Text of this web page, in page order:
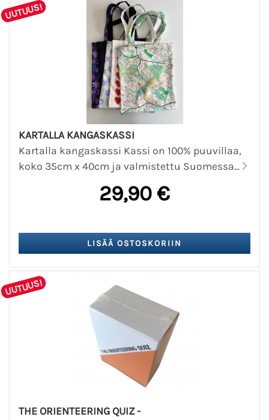
UUTUUS!
KARTALLA KANGASKASSI
Kartalla kangaskassi Kassi on 100% puuvillaa,
koko 35cm x 40cm ja valmistettu Suomessa...
29,90 €
UUTUUS!
THE ORIENTEERING QUIZ -